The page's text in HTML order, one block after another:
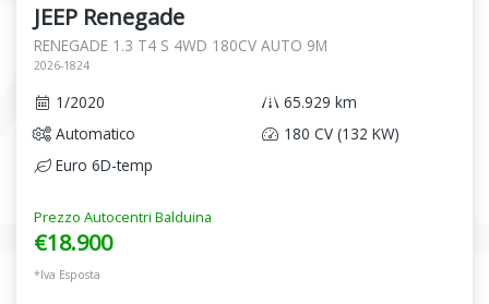
JEEP Renegade
RENEGADE 1.3 T4 S 4WD 180CV AUTO 9M
2026-1824
1/2020
65.929 km
Automatico
180 CV (132 KW)
Euro 6D-temp
Prezzo Autocentri Balduina
€18.900
*Iva Esposta